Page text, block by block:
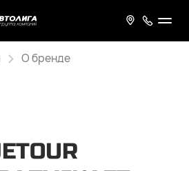
О бренде